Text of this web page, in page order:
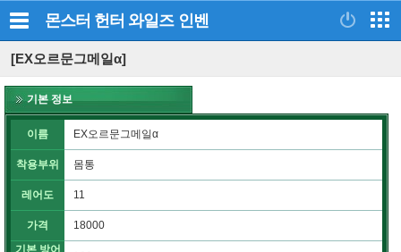
몬스터 헌터 와일즈 인벤
[EX오르문그메일α]
기본 정보
이름 EX오르문그메일α
착용부위 몸통
레어도 11
가격
18000
기본 방어